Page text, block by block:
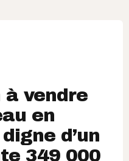
à vendre
en
d’un
349 000